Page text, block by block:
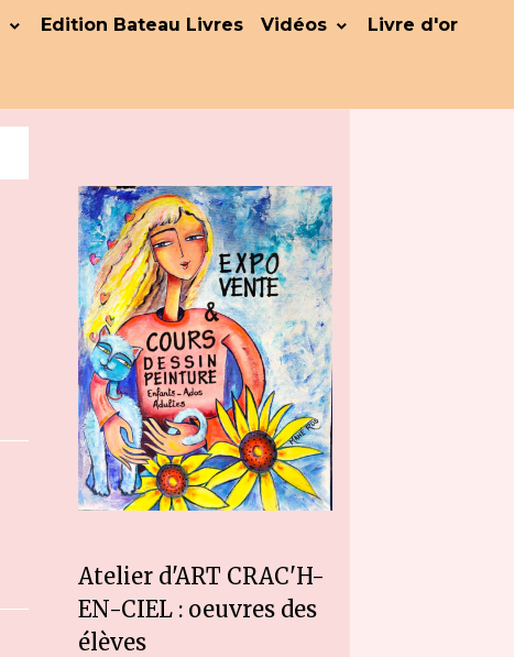
Edition Bateau Livres Vidéos Livre d'or
Atelier d'ART CRAC'H-
EN-CIEL : oeuvres des
élèves